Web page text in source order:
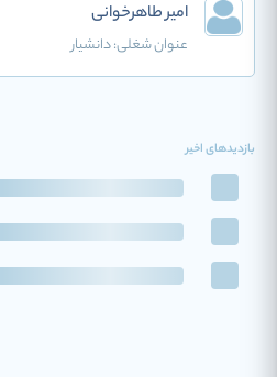
امیر طاهرخوانی
عنوان شغلی:دانشیار
بازدیدهای اخیر